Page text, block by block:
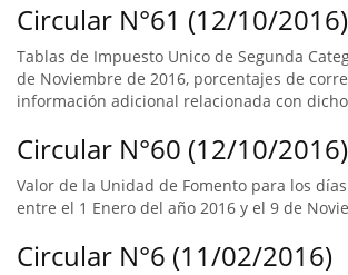
Circular N°61 (12/10/2016)
Tablas de Impuesto Unico de Segunda
de Noviembre de 2016, porcentajes de
información adicional relacionada con
Circular N°60 (12/10/2016)
Valor de la Unidad de Fomento para los
entre el 1 Enero del año 2016 y el 9 de
Circular N°6 (11/02/2016)